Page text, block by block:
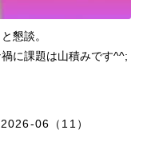
懇談。
に課題は山積みです^^;
2026-06（11）